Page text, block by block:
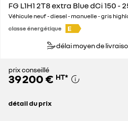
FG L1H1 2T8 extra Blue dCi 150 -
Véhicule neuf - diesel - manuelle - gris
classe énergétique
E
délai moyen de
prix conseillé
39 200 € HT*
détail du prix